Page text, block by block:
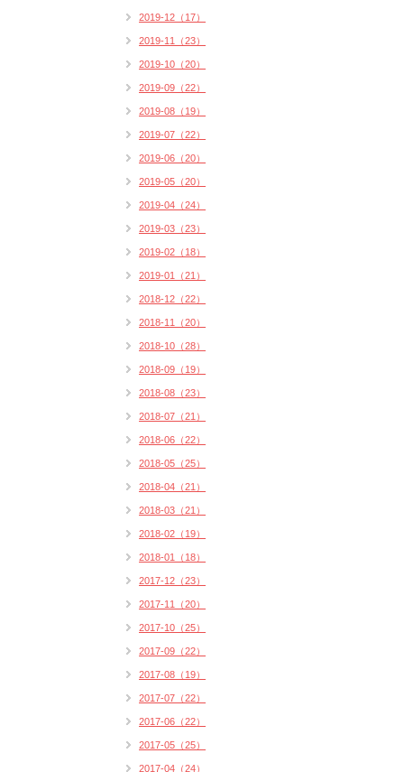
2019-12（17）
2019-11（23）
2019-10（20）
2019-09（22）
2019-08（19）
2019-07（22）
2019-06（20）
2019-05（20）
2019-04（24）
2019-03（23）
2019-02（18）
2019-01（21）
2018-12（22）
2018-11（20）
2018-10（28）
2018-09（19）
2018-08（23）
2018-07（21）
2018-06（22）
2018-05（25）
2018-04（21）
2018-03（21）
2018-02（19）
2018-01（18）
2017-12（23）
2017-11（20）
2017-10（25）
2017-09（22）
2017-08（19）
2017-07（22）
2017-06（22）
2017-05（25）
2017-04（24）